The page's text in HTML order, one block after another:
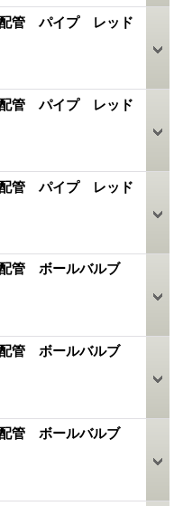
管 パイプ レッド
管 パイプ レッド
管 パイプ レッド
管 ボールバルブ
管 ボールバルブ
管 ボールバルブ